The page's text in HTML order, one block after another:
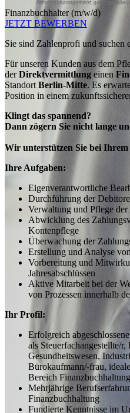
Finanzbuchhalter (m/w/d)
JETZT BEWERBEN
Sie sind Zahlenprofi und suchen
Für unseren Kunden aus dem
derDirektvermittlung einen
Standort Berlin-Mitte. Es
Position in einem
Klingt das spannend?
Dann zögern Sie nicht lange
Wir unterstützen Sie bei
Ihre Aufgaben:
Eigenverantwortliche
Durchführung der
Verwaltung und Pflege
Abwicklung des
Kontenpflege
Überwachung der
Erstellung und Analyse
Vorbereitung und
Jahresabschlüssen
Aktive Mitarbeit bei der
von Prozessen innerhalb
Ihr Profil:
Erfolgreich
als Steuerfachangestellte/
Gesundheitswesen,
Bürokaufmann/-frau,
Bereich Finanzbuchhaltung
Mehrjährige
Finanzbuchhaltung
Fundierte Kenntnisse im